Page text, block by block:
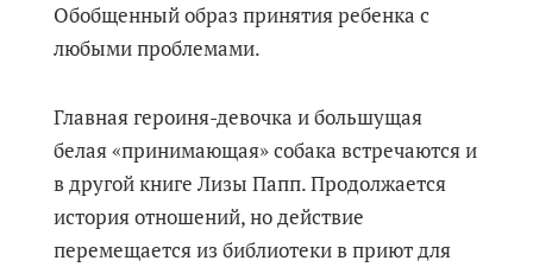
Обобщенный образ принятия ребенка с
любыми проблемами.
Главная героиня-девочка и большущая
белая «принимающая» собака встречаются и
в другой книге Лизы Папп. Продолжается
история отношений, но действие
перемещается из библиотеки в приют для